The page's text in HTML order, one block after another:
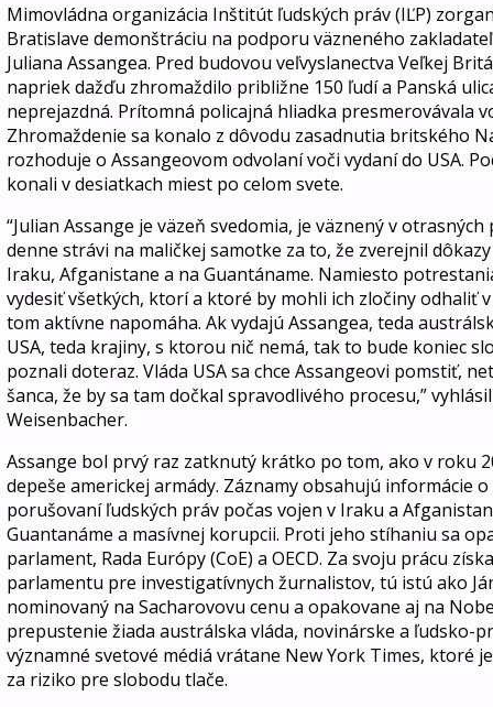
Mimovládna organizácia Inštitút ľudských práv (IĽP)
Bratislave demonštráciu na podporu väzneného
Juliana Assangea. Pred budovou veľvyslanectva Veľkej
napriek dažďu zhromaždilo približne 150 ľudí a Panská
neprejazdná. Prítomná policajná hliadka presmerovávala
Zhromaždenie sa konalo z dôvodu zasadnutia britského
rozhoduje o Assangeovom odvolaní voči vydaní do USA.
konali v desiatkach miest po celom svete.
“Julian Assange je väzeň svedomia, je väznený v
denne strávi na maličkej samotke za to, že zverejnil
Iraku, Afganistane a na Guantáname. Namiesto
vydesiť všetkých, ktorí a ktoré by mohli ich zločiny odhaliť
tom aktívne napomáha. Ak vydajú Assangea, teda
USA, teda krajiny, s ktorou nič nemá, tak to bude koniec
poznali doteraz. Vláda USA sa chce Assangeovi pomstiť,
šanca, že by sa tam dočkal spravodlivého procesu,”
Weisenbacher.
Assange bol prvý raz zatknutý krátko po tom, ako v roku
depeše americkej armády. Záznamy obsahujú informácie
porušovaní ľudských práv počas vojen v Iraku a
Guantanáme a masívnej korupcii. Proti jeho stíhaniu sa
parlament, Rada Európy (CoE) a OECD. Za svoju prácu
parlamentu pre investigatívnych žurnalistov, tú istú ako
nominovaný na Sacharovovu cenu a opakovane aj na
prepustenie žiada austrálska vláda, novinárske a ľudsko-
významné svetové médiá vrátane New York Times, ktoré
za riziko pre slobodu tlače.